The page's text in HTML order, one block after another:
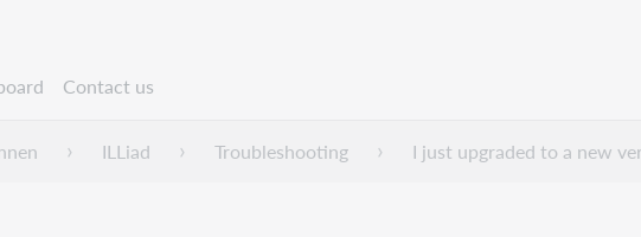
Contact us
ILLiad Troubleshooting I just upgraded to a new